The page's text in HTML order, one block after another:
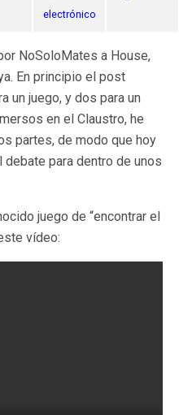
electrónico
NoSoloMates a House,
En principio el post
un juego, y dos para un
en el Claustro, he
partes, de modo que hoy
para dentro de unos
juego de “encontrar el
vídeo: